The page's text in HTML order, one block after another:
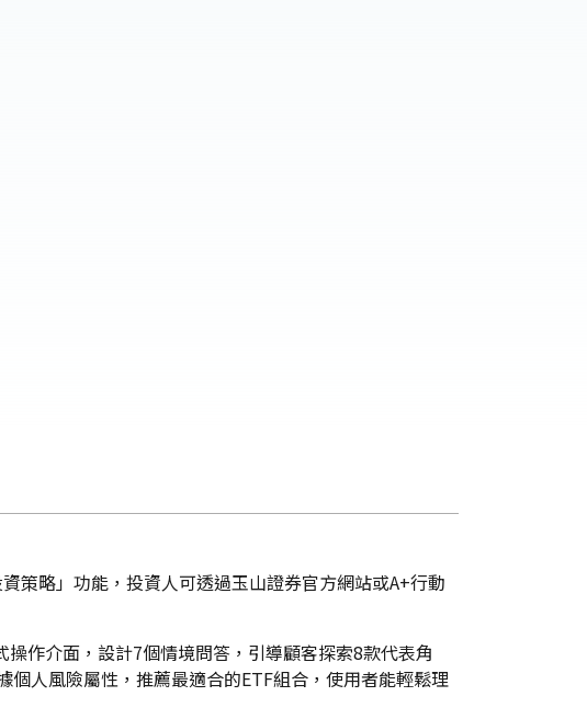
策略」功能，投資人可透過玉山證券官方網站或A+行動
作介面，設計7個情境問答，引導顧客探索8款代表角
人風險屬性，推薦最適合的ETF組合，使用者能輕鬆理